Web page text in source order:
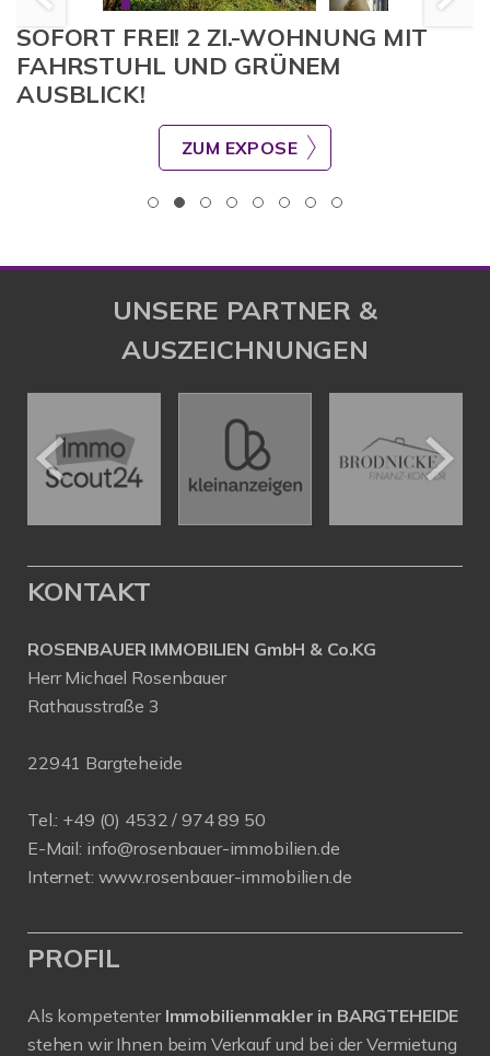
SOFORT FREI! 2 ZI.-WOHNUNG MIT
FAHRSTUHL UND GRÜNEM
AUSBLICK!
ZUM EXPOSE
UNSERE PARTNER &
AUSZEICHNUNGEN
KONTAKT
ROSENBAUER IMMOBILIEN GmbH & Co.KG
Herr Michael Rosenbauer
Rathausstraße 3
22941 Bargteheide
Tel.: +49 (0) 4532 / 974 89 50
E-Mail: info@rosenbauer-immobilien.de
Internet: www.rosenbauer-immobilien.de
PROFIL
Als kompetenter Immobilienmakler in BARGTEHEIDE
stehen wir Ihnen beim Verkauf und bei der Vermietung